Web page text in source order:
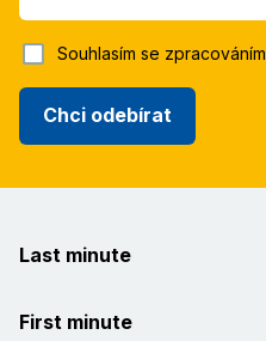
Chci odebírat
Souhlasím se zpracováním
Last minute
First minute